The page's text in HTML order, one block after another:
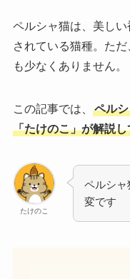
ペルシャ猫は、美し
されている猫種。た
も少なくありません。
この記事では、
ペル
「たけのこ」が解説
たけのこ
ペルシャ
変です